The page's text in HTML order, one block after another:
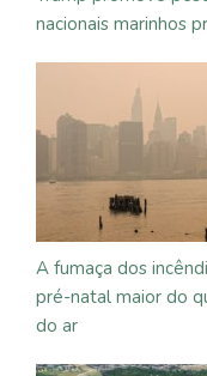
nacionais marinhos
A fumaça dos
pré-natal maior do
do ar